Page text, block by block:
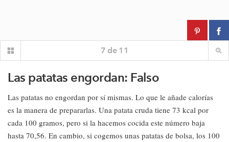
7 de 11
Las patatas engordan: Falso
Las patatas no engordan por sí mismas. Lo que le añade calorías
es la manera de prepararlas. Una patata cruda tiene 73 kcal por
cada 100 gramos, pero si la hacemos cocida este número baja
hasta 70,56. En cambio, si cogemos unas patatas de bolsa, los 100